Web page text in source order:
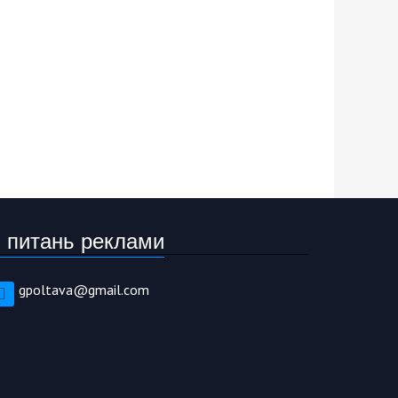
реклами
gpoltava@gmail.com